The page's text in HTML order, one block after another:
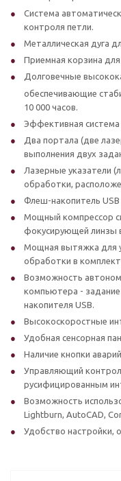
Система
контроля петли.
Металлическая дуга
Приемная корзина
Долговечные
обеспечивающие
10 000 часов.
Эффективная система
Два портала (две
выполнения двух
Лазерные указатели
обработки,
Флеш-накопитель USB
Мощный компрессор
фокусирующей линзы
Мощная вытяжка для
обработки в
Возможность
компьютера -
накопителя USB.
Высокоскоростные
Удобная сенсорная
Наличие кнопки
Управляющий
русифицированным
Возможность
Lightburn, AutoCAD,
Удобство настройки,